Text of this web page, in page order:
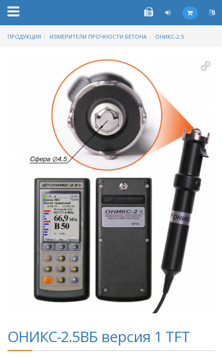
ПРОДУКЦИЯ ИЗМЕРИТЕЛИ ПРОЧНОСТИ БЕТОНА ОНИКС-2.5
ОНИКС-2.5ВБ версия 1 TFT